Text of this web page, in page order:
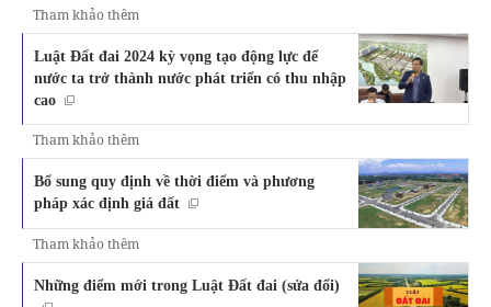
Tham khảo thêm
Luật Đất đai 2024 kỳ vọng tạo động lực để
nước ta trở thành nước phát triển có thu nhập
cao
Tham khảo thêm
Bổ sung quy định về thời điểm và phương
pháp xác định giá đất
Tham khảo thêm
Những điểm mới trong Luật Đất đai (sửa đổi)